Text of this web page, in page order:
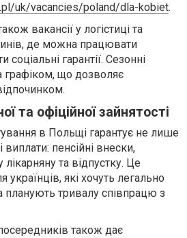
uk/vacancies/poland/dla-kobiet.
вакансії у логістиці та
де можна працювати
соціальні гарантії. Сезонні
графіком, що дозволяє
та офіційної зайнятості
в Польщі гарантує не лише
виплати: пенсійні внески,
та відпустку. Це
які хочуть легально
планують тривалу співпрацю з
також дає